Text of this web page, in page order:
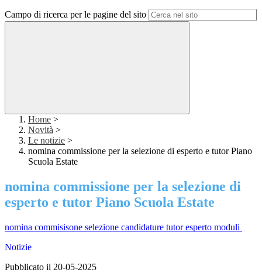
Campo di ricerca per le pagine del sito
Home >
Novità >
Le notizie >
nomina commissione per la selezione di esperto e tutor Piano
Scuola Estate
nomina commissione per la selezione di
esperto e tutor Piano Scuola Estate
nomina commisisone selezione candidature tutor esperto moduli
Notizie
Pubblicato il 20-05-2025